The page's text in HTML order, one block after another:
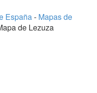
España- Mapas de
de Lezuza